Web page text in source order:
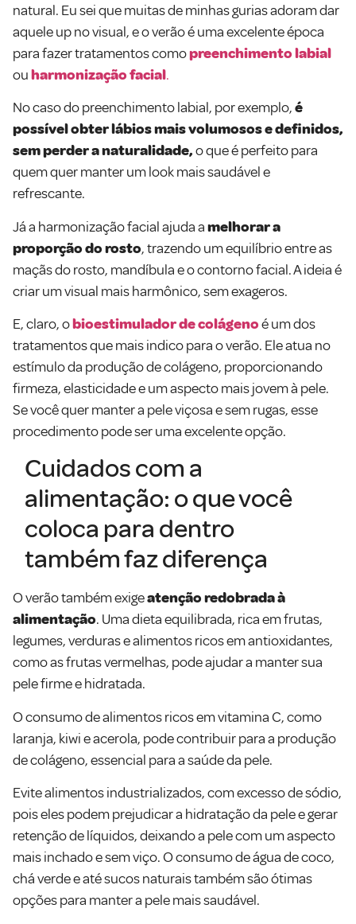
natural. Eu sei que muitas de minhas gurias adoram dar
aquele up no visual, e o verão é uma excelente época
para fazer tratamentos comopreenchimento labial
ouharmonização facial.
No caso do preenchimento labial, por exemplo,é
possível obter lábios mais volumosos e definidos,
sem perder a naturalidade,o que é perfeito para
quem quer manter um look mais saudável e
refrescante.
Já a harmonização facial ajuda amelhorar a
proporção do rosto, trazendo um equilíbrio entre as
maçãs do rosto, mandíbula e o contorno facial. A ideia é
criar um visual mais harmônico, sem exageros.
E, claro, obioestimulador de colágenoé um dos
tratamentos que mais indico para o verão. Ele atua no
estímulo da produção de colágeno, proporcionando
firmeza, elasticidade e um aspecto mais jovem à pele.
Se você quer manter a pele viçosa e sem rugas, esse
procedimento pode ser uma excelente opção.
Cuidados com a
alimentação: o que você
coloca para dentro
também faz diferença
O verão também exigeatenção redobrada à
alimentação. Uma dieta equilibrada, rica em frutas,
legumes, verduras e alimentos ricos em antioxidantes,
como as frutas vermelhas, pode ajudar a manter sua
pele firme e hidratada.
O consumo de alimentos ricos em vitamina C, como
laranja, kiwi e acerola, pode contribuir para a produção
de colágeno, essencial para a saúde da pele.
Evite alimentos industrializados, com excesso de sódio,
pois eles podem prejudicar a hidratação da pele e gerar
retenção de líquidos, deixando a pele com um aspecto
mais inchado e sem viço. O consumo de água de coco,
chá verde e até sucos naturais também são ótimas
opções para manter a pele mais saudável.